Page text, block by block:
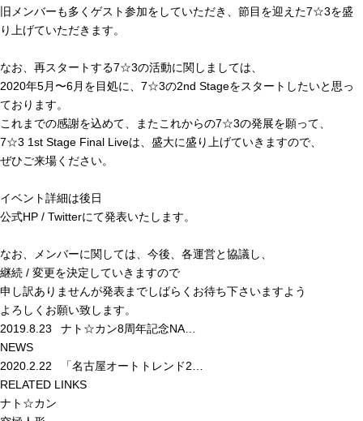
旧メンバーも多くゲスト参加をしていただき、節目を迎えた7☆3を盛
り上げていただきます。
なお、再スタートする7☆3の活動に関しましては、
2020年5月〜6月を目処に、7☆3の2nd Stageをスタートしたいと思っ
ております。
これまでの感謝を込めて、またこれからの7☆3の発展を願って、
7☆3 1st Stage Final Liveは、盛大に盛り上げていきますので、
ぜひご来場ください。
イベント詳細は後日
公式HP / Twitterにて発表いたします。
なお、メンバーに関しては、今後、各運営と協議し、
継続 / 変更を決定していきますので
申し訳ありませんが発表までしばらくお待ち下さいますよう
よろしくお願い致します。
2019.8.23 ナト☆カン8周年記念NA…
NEWS
2020.2.22 「名古屋オートトレンド2…
RELATED LINKS
ナト☆カン